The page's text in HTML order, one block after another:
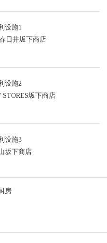
设施1
日井坂下商店
设施2
STORES坂下商店
设施3
坂下商店
房